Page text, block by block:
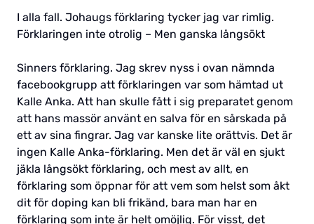
I alla fall. Johaugs förklaring tycker jag var rimlig.
Förklaringen inte otrolig – Men ganska långsökt
Sinners förklaring. Jag skrev nyss i ovan nämnda
facebookgrupp att förklaringen var som hämtad ut
Kalle Anka. Att han skulle fått i sig preparatet genom
att hans massör använt en salva för en sårskada på
ett av sina fingrar. Jag var kanske lite orättvis. Det är
ingen Kalle Anka-förklaring. Men det är väl en sjukt
jäkla långsökt förklaring, och mest av allt, en
förklaring som öppnar för att vem som helst som åkt
dit för doping kan bli frikänd, bara man har en
förklaring som inte är helt omöjlig. För visst, det